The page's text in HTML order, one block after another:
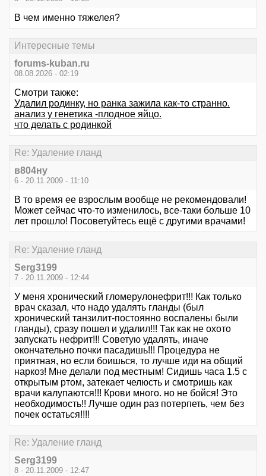
В чем именно тяжелея?
Интересные темы
forums-kuban.ru
08.08.2026 - 02:19
Смотри также:
Удалил родинку, но ранка зажила как-то странно.
анализ у генетика -плодное яйцо.
что делать с родинкой
Re: Удаление гланд
в804ну
6 - 20.11.2009 - 11:10
В то время ее взрослым вообще не рекомендовали!
Может сейчас что-то изменилось, все-таки больше 10
лет прошло! Посоветуйтесь ещё с другими врачами!
Re: Удаление гланд
Serg3199
7 - 20.11.2009 - 12:44
У меня хронический гломерулонефрит!!! Как только
врач сказал, что надо удалять гланды (был
хронический танзилит-постоянно воспалены были
гланды), сразу пошел и удалил!!! Так как не охото
запускать нефрит!!! Советую удалять, иначе
окончательно почки пасадишь!!! Процедура не
приятная, но если боишься, то лучше иди на общий
наркоз! Мне делали под местным! Сидишь часа 1.5 с
открытым ртом, затекает челюсть и смотришь как
врачи калупаются!!! Крови много. но не бойся! Это
необходимость!! Лучше один раз потерпеть, чем без
почек остаться!!!!
Re: Удаление гланд
Serg3199
8 - 20.11.2009 - 12:47